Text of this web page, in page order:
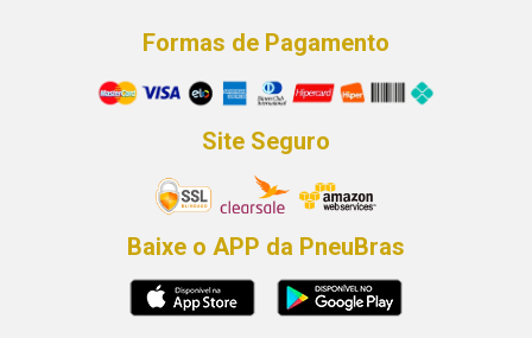
Formas de Pagamento
Site Seguro
Baixe o APP da PneuBras